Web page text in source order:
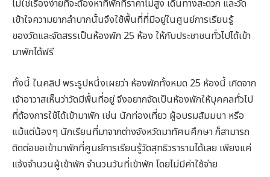
ไม่ใช่เรื่องง่ายที่จะต้องหาที่พักที่ราคาไม่สูง เดินทางสะดวก และวัด
เข้าใจความยากลำบากนั้นจึงใช้พื้นที่ที่มีอยู่ในศูนย์การเรียนรู้
ของวัดและจัดสรรเป็นห้องพัก 25 ห้อง ให้กับประชาชนทั่วไปได้เข้า
มาพักได้ฟรี
ทั้งนี้ ในคลิป พระรูปหนึ่งเผยว่า ห้องพักทั้งหมด 25 ห้องนี้ เกิดจาก
เจ้าอาวาสเห็นว่าวัดมีพื้นที่อยู่ จึงอยากจัดเป็นห้องพักให้บุคคลทั่วไป
ที่ต้องการใช้ได้เข้ามาพัก เช่น นักท่องเที่ยว ผู้อบรมสัมมนา หรือ
แม้แต่น้องๆ นักเรียนที่มาจากต่างจังหวัดมาทัศนศึกษา ก็สามารถ
ติดต่อขอเข้ามาพักที่ศูนย์การเรียนรู้วัดสุทธิวรารามได้เลย เพียงแค่
แจ้งจำนวนผู้เข้าพัก จำนวนวันที่เข้าพัก โดยไม่มีค่าใช้จ่าย